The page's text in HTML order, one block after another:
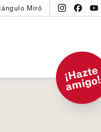
Miró
¡
H
a
zt
e
a
mi
g
o!